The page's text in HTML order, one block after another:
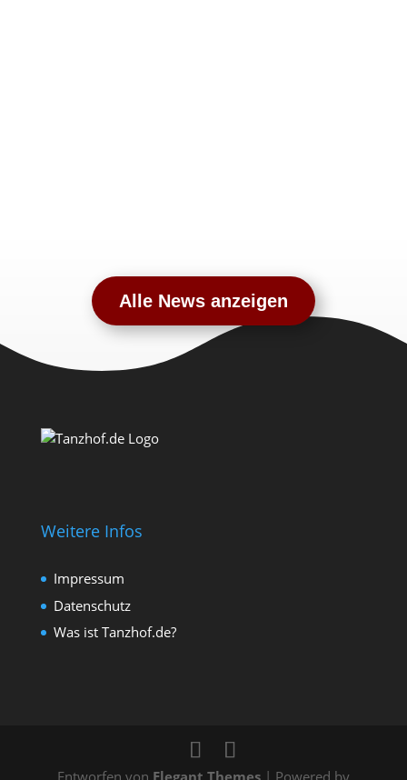
Alle News anzeigen
Weitere Infos
Impressum
Datenschutz
Was ist Tanzhof.de?